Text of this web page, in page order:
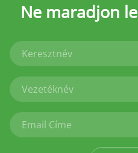
Ne maradjon le